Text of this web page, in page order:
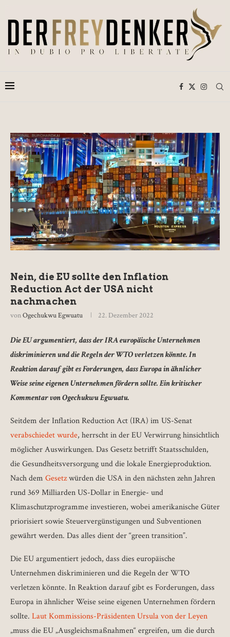
Nein, die EU sollte den Inflation
Reduction Act der USA nicht
nachmachen
vonOgechukwu Egwuatu 22. Dezember 2022
Die EU argumentiert, dass der IRA europäische Unternehmen
diskriminieren und die Regeln der WTO verletzen könnte. In
Reaktion darauf gibt es Forderungen, dass Europa in ähnlicher
Weise seine eigenen Unternehmen fördern sollte. Ein kritischer
Kommentar von Ogechukwu Egwuatu.
Seitdem der Inflation Reduction Act (IRA) im US-Senat
verabschiedet wurde, herrscht in der EU Verwirrung hinsichtlich
möglicher Auswirkungen. Das Gesetz betrifft Staatsschulden,
die Gesundheitsversorgung und die lokale Energieproduktion.
Nach dem Gesetzwürden die USA in den nächsten zehn Jahren
rund 369 Milliarden US-Dollar in Energie- und
Klimaschutzprogramme investieren, wobei amerikanische Güter
priorisiert sowie Steuervergünstigungen und Subventionen
gewährt werden. Das alles dient der “green transition”.
Die EU argumentiert jedoch, dass dies europäische
Unternehmen diskriminieren und die Regeln der WTO
verletzen könnte. In Reaktion darauf gibt es Forderungen, dass
Europa in ähnlicher Weise seine eigenen Unternehmen fördern
sollte. Laut Kommissions-Präsidenten Ursula von der Leyen
„muss die EU „Ausgleichsmaßnahmen“ ergreifen, um die durch